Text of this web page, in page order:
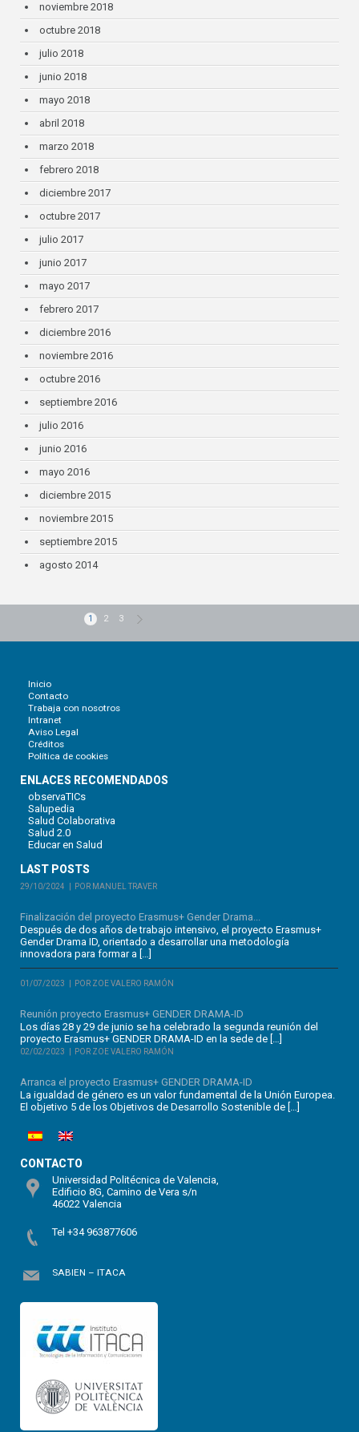
noviembre 2018
octubre 2018
julio 2018
junio 2018
mayo 2018
abril 2018
marzo 2018
febrero 2018
diciembre 2017
octubre 2017
julio 2017
junio 2017
mayo 2017
febrero 2017
diciembre 2016
noviembre 2016
octubre 2016
septiembre 2016
julio 2016
junio 2016
mayo 2016
diciembre 2015
noviembre 2015
septiembre 2015
agosto 2014
1 2 3
Inicio
Contacto
Trabaja con nosotros
Intranet
Aviso Legal
Créditos
Política de cookies
ENLACES RECOMENDADOS
observaTICs
Salupedia
Salud Colaborativa
Salud 2.0
Educar en Salud
LAST POSTS
29/10/2024 POR MANUEL TRAVER
Finalización del proyecto Erasmus+ Gender Drama...
Después de dos años de trabajo intensivo, el proyecto Erasmus+
Gender Drama ID, orientado a desarrollar una metodología
innovadora para formar a […]
01/07/2023 POR ZOE VALERO RAMÓN
Reunión proyecto Erasmus+ GENDER DRAMA-ID
Los días 28 y 29 de junio se ha celebrado la segunda reunión del
proyecto Erasmus+ GENDER DRAMA-ID en la sede de […]
02/02/2023 POR ZOE VALERO RAMÓN
Arranca el proyecto Erasmus+ GENDER DRAMA-ID
La igualdad de género es un valor fundamental de la Unión Europea.
El objetivo 5 de los Objetivos de Desarrollo Sostenible de […]
CONTACTO
Universidad Politécnica de Valencia,
Edificio 8G, Camino de Vera s/n
46022 Valencia
Tel +34 963877606
SABIEN – ITACA